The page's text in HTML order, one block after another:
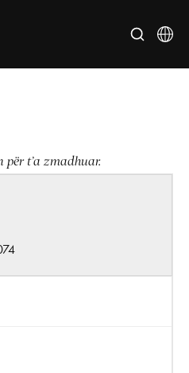
t’a zmadhuar.